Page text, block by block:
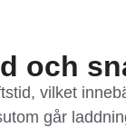
och
vilket
går